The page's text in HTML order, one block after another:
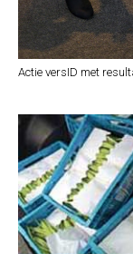
Actie versID met